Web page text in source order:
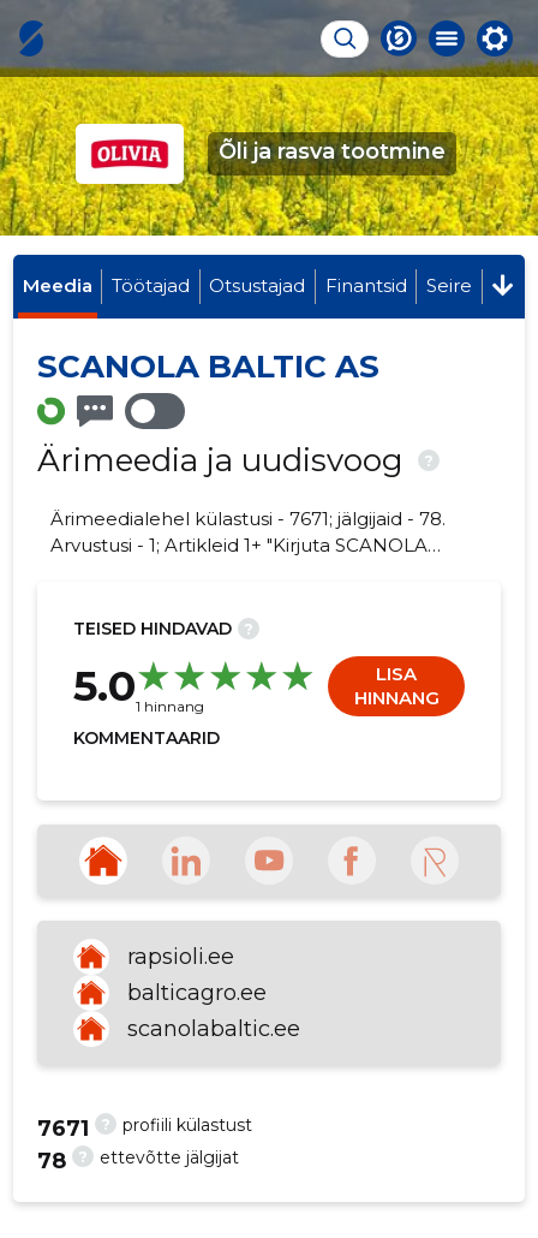
Õli ja rasva tootmine
Meedia Töötajad Otsustajad Finantsid Seire
SCANOLA BALTIC AS
Ärimeedia ja uudisvoog ?
Ärimeedialehel külastusi - 7671; jälgijaid - 78.
Arvustusi - 1; Artikleid 1+ "Kirjuta SCANOLA
TEISED HINDAVAD ?
5.01 hinnang
LISA
HINNANG
KOMMENTAARID
rapsioli.ee
balticagro.ee
scanolabaltic.ee
? profiili külastust
7671
? ettevõtte jälgijat
78